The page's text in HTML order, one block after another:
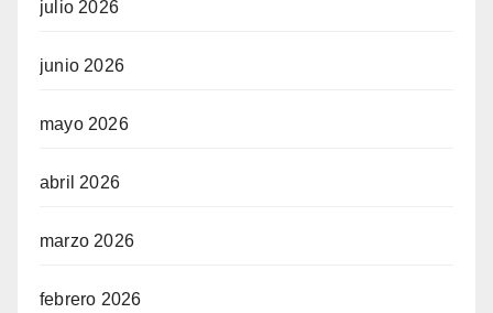
julio 2026
junio 2026
mayo 2026
abril 2026
marzo 2026
febrero 2026